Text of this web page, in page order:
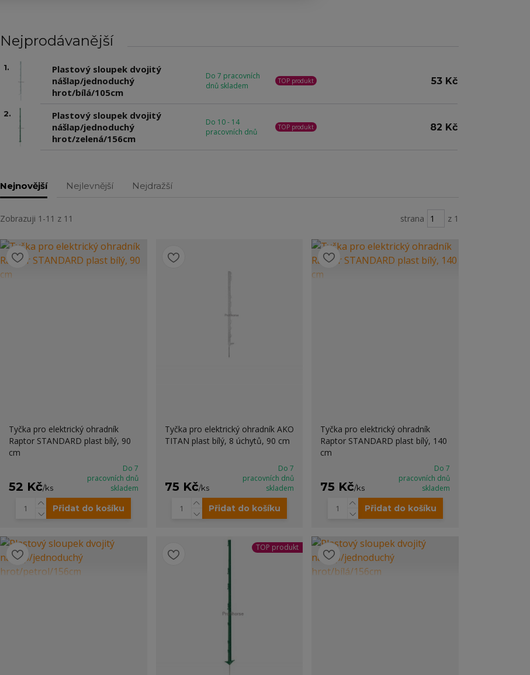
Nejprodávanější
1.
Plastový sloupek dvojitý
nášlap/jednoduchý
hrot/bílá/105cm
Do 7 pracovních
dnů skladem
TOP produkt 53 Kč
2.
Plastový sloupek dvojitý
nášlap/jednoduchý
hrot/zelená/156cm
Do 10 - 14
pracovních dnů
TOP produkt 82 Kč
Nejnovější Nejlevnější Nejdražší
Zobrazuji 1-11 z 11 strana z 1
Tyčka pro elektrický ohradník
Raptor STANDARD plast bílý, 90
cm
52 Kč/ks
Do 7
pracovních dnů
skladem
Přidat do košíku
Tyčka pro elektrický ohradník AKO
TITAN plast bílý, 8 úchytů, 90 cm
75 Kč/ks
Do 7
pracovních dnů
skladem
Přidat do košíku
Tyčka pro elektrický ohradník
Raptor STANDARD plast bílý, 140
cm
75 Kč/ks
Do 7
pracovních dnů
skladem
Přidat do košíku
TOP produkt